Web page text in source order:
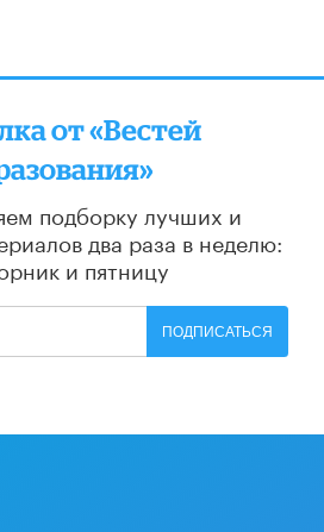
от «Вестей
подборку лучших и
два раза в неделю:
и пятницу
ПОДПИСАТЬСЯ